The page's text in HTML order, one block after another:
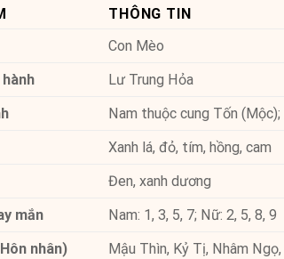
THÔNG TIN
Con Mèo
hành
Lư Trung Hỏa
Nam thuộc cung Tốn
Xanh lá, đỏ, tím, hồng, cam
Đen, xanh dương
mắn
Nam: 1, 3, 5, 7; Nữ: 2, 5, 8, 9
nhân)
Mậu Thìn, Kỷ Tị, Nhâm